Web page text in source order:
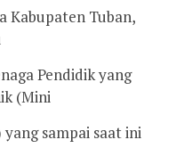
Kabupaten Tuban,
Pendidik yang
(Mini
sampai saat ini